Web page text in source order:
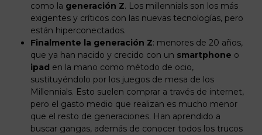
como la generación Z. Los millennials son los más
exigentes y críticos con las nuevas tecnologías, pero
están hiperconectados.
Finalmente la generación Z: menores de 20 años,
que ya han nacido y crecido con un smartphone o
ipad en la mano como método de ocio,
sustituyéndolo por los juegos de mesa de los
Millennials. Esto suelen comprar a través de internet,
pero el gasto medio que realizan es mucho menor
que el resto de generaciones. Han aprendido a
buscar gangas, además de conocer todos los trucos